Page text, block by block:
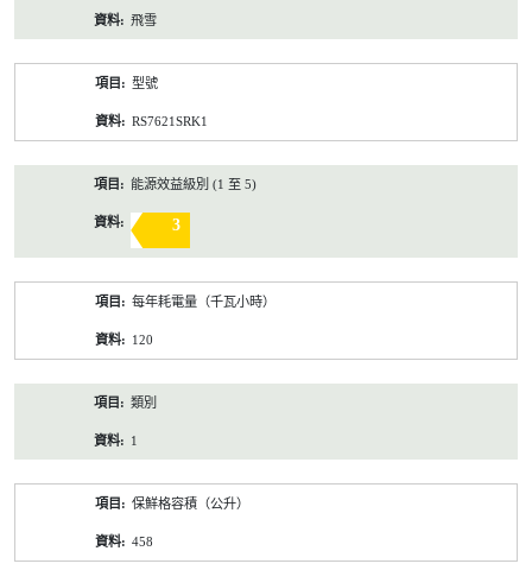
飛雪
型號
RS7621SRK1
能源效益級別 (1 至 5)
3
每年耗電量（千瓦小時）
120
類別
1
保鮮格容積（公升）
458